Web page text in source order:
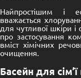
Найпростішим і
вважається
для чутливої шкіри
про застосування
вміст хімічних
очищення.
Басейн для